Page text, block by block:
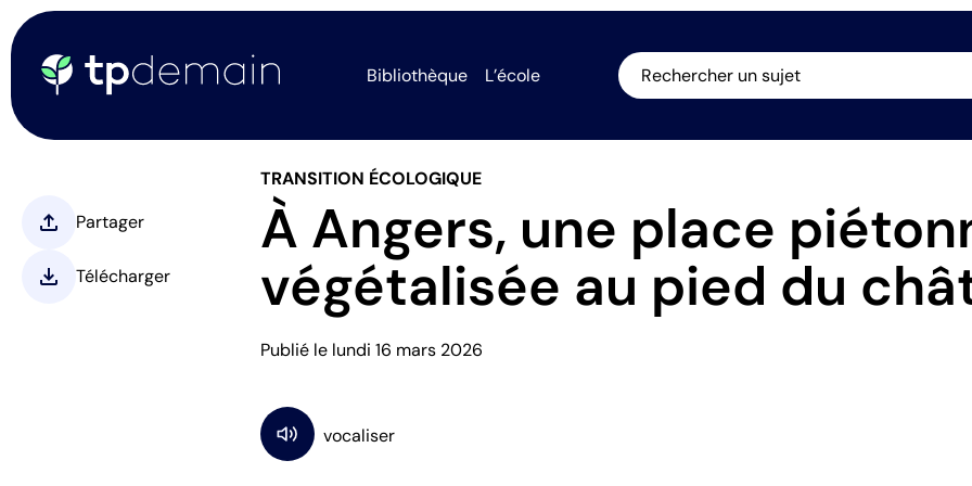
Bibliothèque L’école Rechercher un sujet
upload Partager
download Télécharger
TRANSITION ÉCOLOGIQUE
À Angers, une place
végétalisée au pied du
Publié le lundi 16 mars 2026